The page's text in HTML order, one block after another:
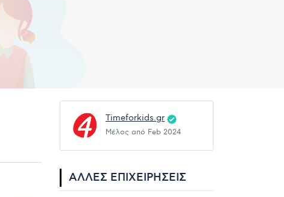
Timeforkids.gr
Μέλος από Feb 2024
ΆΛΛΕΣ ΕΠΙΧΕΙΡΉΣΕΙΣ